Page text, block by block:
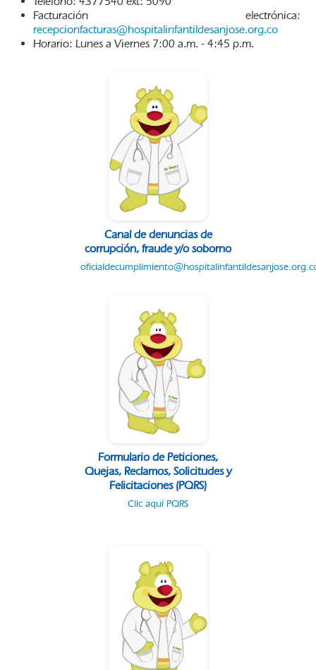
Facturación electrónica:
recepcionfacturas@hospitalinfantildesanjose.org.co
Horario: Lunes a Viernes 7:00 a.m. - 4:45 p.m.
Canal de denuncias de
corrupción, fraude y/o soborno
Formulario de Peticiones,
Quejas, Reclamos, Solicitudes y
Felicitaciones (PQRS)
Clic aquí PQRS